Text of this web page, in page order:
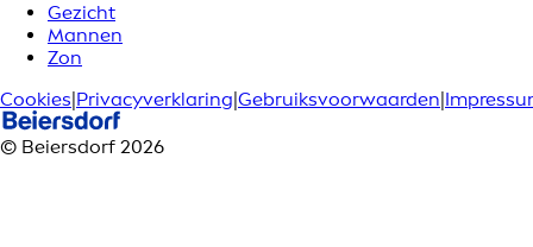
Gezicht
Mannen
Zon
Cookies|Privacyverklaring|Gebruiksvoorwaarden|
© Beiersdorf 2026